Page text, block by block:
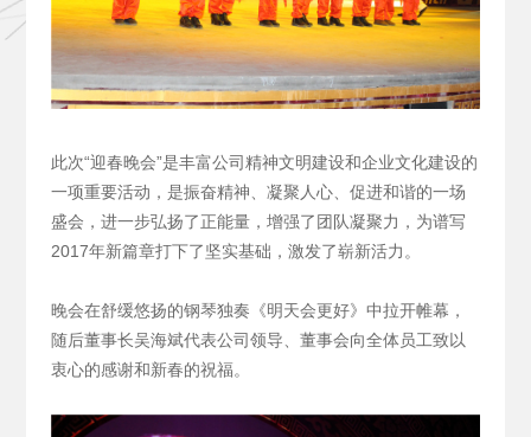
此次“迎春晚会”是丰富公司精神文明建设和企业文化建设的
一项重要活动，是振奋精神、凝聚人心、促进和谐的一场
盛会，进一步弘扬了正能量，增强了团队凝聚力，为谱写
2017年新篇章打下了坚实基础，激发了崭新活力。
晚会在舒缓悠扬的钢琴独奏《明天会更好》中拉开帷幕，
随后董事长吴海斌代表公司领导、董事会向全体员工致以
衷心的感谢和新春的祝福。